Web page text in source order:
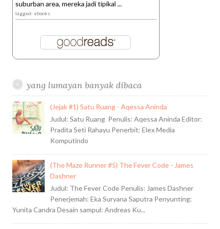
suburban area, mereka jadi tipikal ...
tagged: ebooks
yang lumayan banyak dibaca
(Jejak #1) Satu Ruang - Aqessa Aninda
Judul: Satu Ruang Penulis: Aqessa Aninda Editor:
Pradita Seti Rahayu Penerbit: Elex Media
Komputindo
(The Maze Runner #5) The Fever Code - James
Dashner
Judul: The Fever Code Penulis: James Dashner
Penerjemah: Eka Suryana Saputra Penyunting:
Yunita Candra Desain sampul: Andreas Ku...